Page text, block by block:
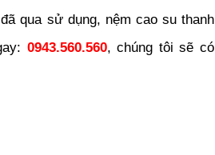
qua sử dụng, nệm cao su thanh
0943.560.560, chúng tôi sẽ có